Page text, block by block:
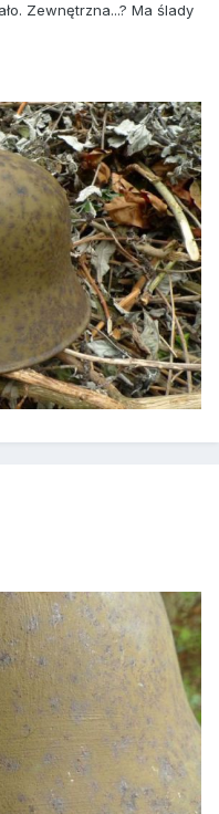
Zewnętrzna...? Ma ślady